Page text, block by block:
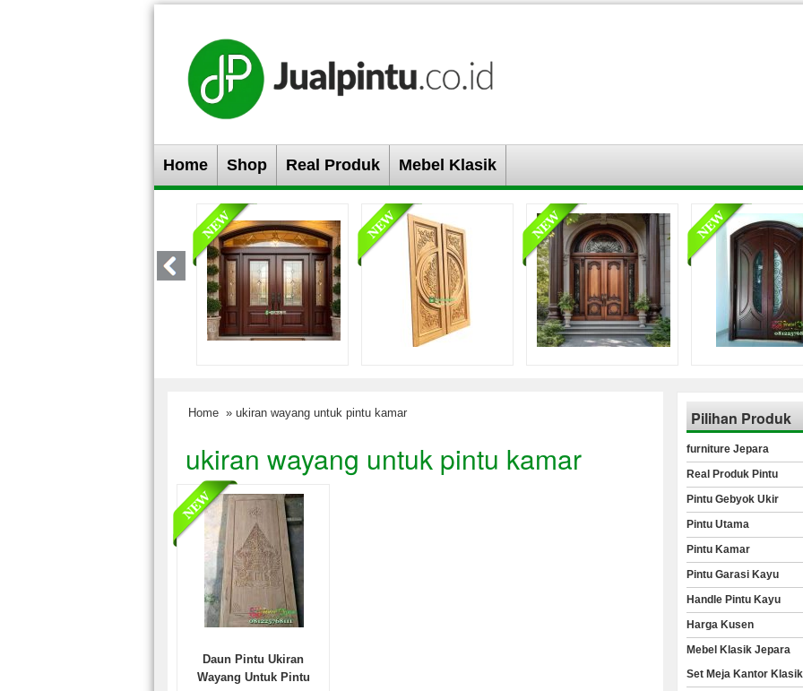
Home Shop Real Produk Mebel Klasik
Home » ukiran wayang untuk pintu kamar
ukiran wayang untuk pintu kamar
Daun Pintu Ukiran
Wayang Untuk Pintu
Pilihan Produk
furniture Jepara
Real Produk Pintu
Pintu Gebyok Ukir
Pintu Utama
Pintu Kamar
Pintu Garasi Kayu
Handle Pintu Kayu
Harga Kusen
Mebel Klasik Jepara
Set Meja Kantor Klasik